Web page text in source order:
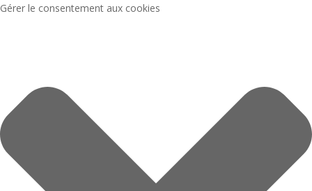
Gérer le consentement aux cookies